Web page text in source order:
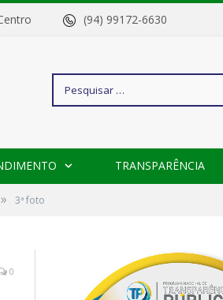
– Centro (94) 99172-6630
Pesquisar
TRANSPARÊNCIA
» 3ª foto
0